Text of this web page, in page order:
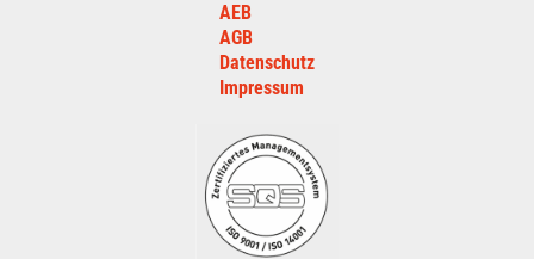
AEB
AGB
Datenschutz
Impressum